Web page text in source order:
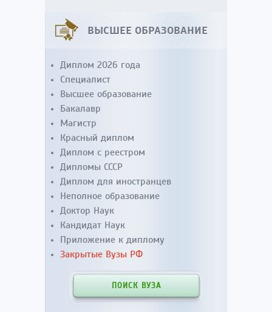
ВЫСШЕЕ ОБРАЗОВАНИЕ
Диплом 2026 года
Специалист
Высшее образование
Бакалавр
Магистр
Красный диплом
Диплом с реестром
Дипломы СССР
Диплом для иностранцев
Неполное образование
Доктор Наук
Кандидат Наук
Приложение к диплому
Закрытые Вузы РФ
ПОИСК ВУЗА